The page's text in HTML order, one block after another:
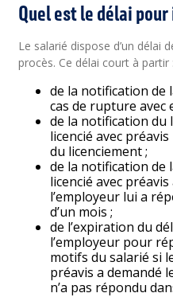
Quel est le délai
Le salarié dispose d’un délai
procès. Ce délai court à partir :
de la notification de
cas de rupture avec
de la notification du
licencié avec
du licenciement ;
de la notification de
licencié avec
l’employeur lui a
d’un mois ;
de l’expiration du
l’employeur pour
motifs du salarié si
préavis a demandé
n’a pas répondu